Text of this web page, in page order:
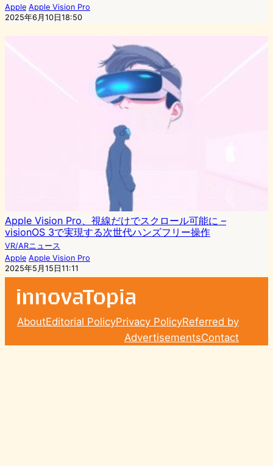
Apple Apple Vision Pro
2025年6月10日18:50
Apple Vision Pro、視線だけでスクロール可能に –
visionOS 3で実現する次世代ハンズフリー操作
VR/ARニュース
Apple Apple Vision Pro
2025年5月15日11:11
AboutEditorial PolicyPrivacy PolicyReferred by
AdvertisementsContact